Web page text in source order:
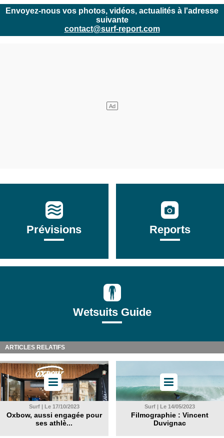
Envoyez-nous vos photos, vidéos, actualités à l'adresse
suivante
contact@surf-report.com
Prévisions Reports
Wetsuits Guide
ARTICLES RELATIFS
Surf | Le 17/10/2023
Oxbow, aussi engagée pour
ses athlè...
Surf | Le 14/05/2023
Filmographie : Vincent
Duvignac